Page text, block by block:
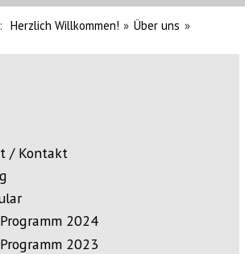
Herzlich Willkommen! » Über uns »
/ Kontakt
2024
2023